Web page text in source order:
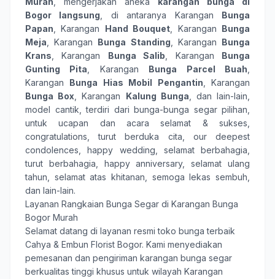
Bogor langsung , di antaranya Karangan Bunga
Papan , Karangan Hand Bouquet , Karangan Bunga
Meja , Karangan Bunga Standing , Karangan Bunga
Krans , Karangan Bunga Salib , Karangan Bunga
Gunting Pita , Karangan Bunga Parcel Buah
Karangan Bunga Hias Mobil Pengantin , Karangan
Bunga Box , Karangan Kalung Bunga , dan lain-lain,
model cantik, terdiri dari bunga-bunga segar pilihan,
untuk ucapan dan acaraselamat & sukses
congratulations ,turut berduka cita
our deepest
condolences ,happy wedding selamat berbahagia
turut berbahagia
happy anniversary,selamat ulang
tahun
selamat atas khitanan semoga lekas sembuh
dan lain-lain.
Layanan Rangkaian Bunga Segar di Karangan Bunga
Bogor Murah
Selamat datang di layanan resmi toko bunga terbaik
Cahya & Embun Florist Bogor. Kami menyediakan
pemesanan dan pengiriman karangan bunga segar
berkualitas tinggi khusus untuk wilayah Karangan